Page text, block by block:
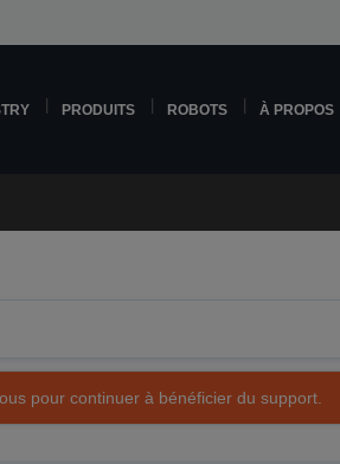
PRODUITS ROBOTS À PROPOS
pour continuer à bénéficier du support.